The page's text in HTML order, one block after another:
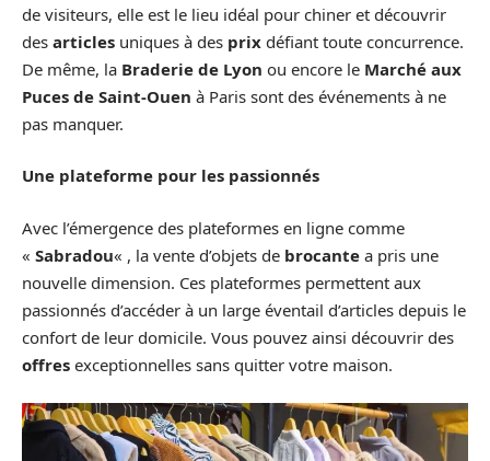
de visiteurs, elle est le lieu idéal pour chiner et découvrir
des articles uniques à des prix défiant toute concurrence.
De même, la Braderie de Lyon ou encore le Marché aux
Puces de Saint-Ouen à Paris sont des événements à ne
pas manquer.
Une plateforme pour les passionnés
Avec l’émergence des plateformes en ligne comme
« Sabradou« , la vente d’objets de brocante a pris une
nouvelle dimension. Ces plateformes permettent aux
passionnés d’accéder à un large éventail d’articles depuis le
confort de leur domicile. Vous pouvez ainsi découvrir des
offres exceptionnelles sans quitter votre maison.